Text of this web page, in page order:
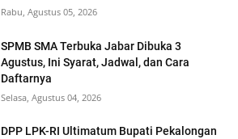
Rabu, Agustus 05, 2026
SPMB SMA Terbuka Jabar Dibuka 3
Agustus, Ini Syarat, Jadwal, dan Cara
Daftarnya
Selasa, Agustus 04, 2026
DPP LPK-RI Ultimatum Bupati Pekalongan